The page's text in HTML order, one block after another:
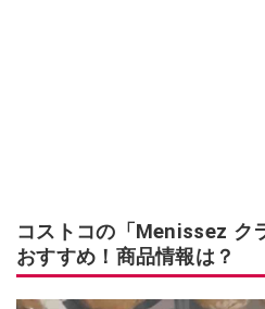
コストコの「Menissez ク
おすすめ！商品情報は？